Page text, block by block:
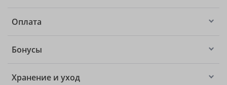
Оплата
Бонусы
Хранение и уход